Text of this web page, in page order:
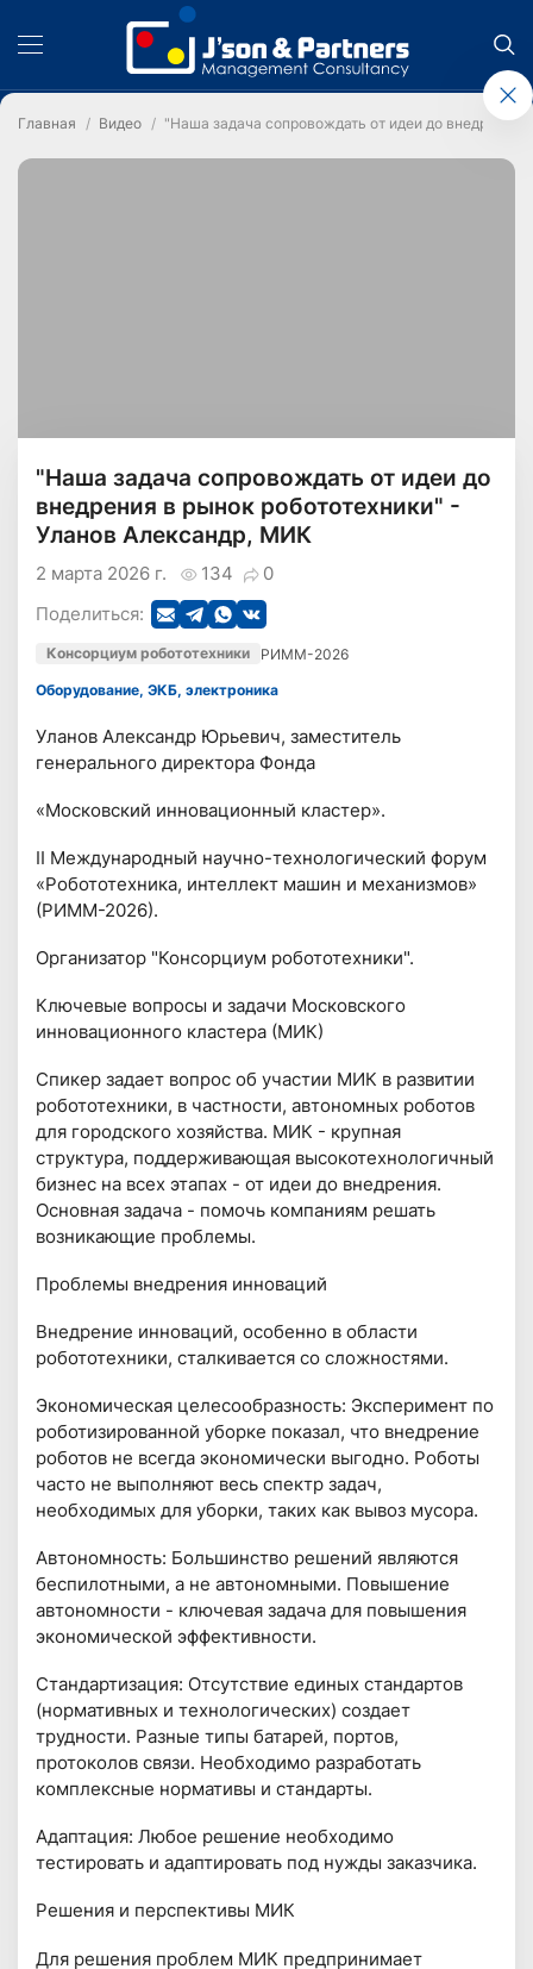
Главная Видео "Наша задача сопровождать от идеи до
"Наша задача сопровождать от идеи до
внедрения в рынок робототехники" -
Уланов Александр, МИК
134 0
2 марта 2026 г.
Поделиться:
Консорциум робототехники РИММ-2026
Оборудование, ЭКБ, электроника
Уланов Александр Юрьевич, заместитель
генерального директора Фонда
«Московский инновационный кластер».
II Международный научно-технологический форум
«Робототехника, интеллект машин и механизмов»
(РИММ-2026).
Организатор "Консорциум робототехники".
Ключевые вопросы и задачи Московского
инновационного кластера (МИК)
Спикер задает вопрос об участии МИК в развитии
робототехники, в частности, автономных роботов
для городского хозяйства. МИК - крупная
структура, поддерживающая высокотехнологичный
бизнес на всех этапах - от идеи до внедрения.
Основная задача - помочь компаниям решать
возникающие проблемы.
Проблемы внедрения инноваций
Внедрение инноваций, особенно в области
робототехники, сталкивается со сложностями.
Экономическая целесообразность: Эксперимент по
роботизированной уборке показал, что внедрение
роботов не всегда экономически выгодно. Роботы
часто не выполняют весь спектр задач,
необходимых для уборки, таких как вывоз мусора.
Автономность: Большинство решений являются
беспилотными, а не автономными. Повышение
автономности - ключевая задача для повышения
экономической эффективности.
Стандартизация: Отсутствие единых стандартов
(нормативных и технологических) создает
трудности. Разные типы батарей, портов,
протоколов связи. Необходимо разработать
комплексные нормативы и стандарты.
Адаптация: Любое решение необходимо
тестировать и адаптировать под нужды заказчика.
Решения и перспективы МИК
Для решения проблем МИК предпринимает